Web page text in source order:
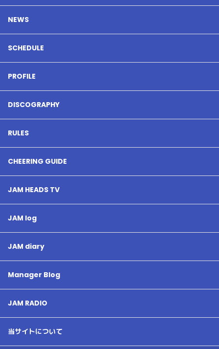
NEWS
SCHEDULE
PROFILE
DISCOGRAPHY
RULES
CHEERING GUIDE
JAM HEADS TV
JAM log
JAM diary
Manager Blog
JAM RADIO
当サイトについて